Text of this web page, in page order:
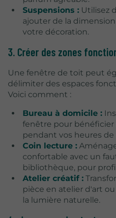
Suspensions :Utilisez
ajouter de la
votre décoration.
3. Créer des zones
Une fenêtre de toit peut
délimiter des espaces
Voici comment :
Bureau à domicile :
fenêtre pour
pendant vos heures de
Coin lecture :
confortable avec un
bibliothèque, pour
Atelier créatif :
pièce en atelier d'art
la lumière naturelle.